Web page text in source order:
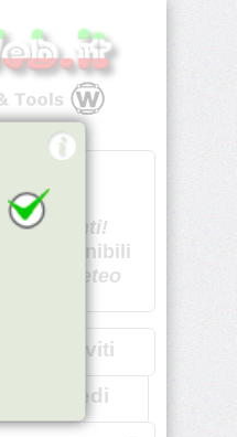
U - -
Spiacenti!
non disponibili
Dati meteo
Iscriviti
Accedi